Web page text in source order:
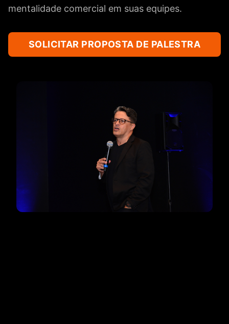
mentalidade comercial em suas equipes.
SOLICITAR PROPOSTA DE PALESTRA